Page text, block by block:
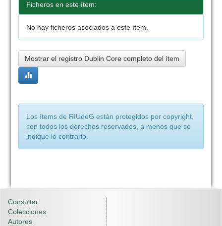
Ficheros en este ítem:
No hay ficheros asociados a este ítem.
Mostrar el registro Dublin Core completo del ítem
Los ítems de RIUdeG están protegidos por copyright,
con todos los derechos reservados, a menos que se
indique lo contrario.
Consultar
Colecciones
Autores